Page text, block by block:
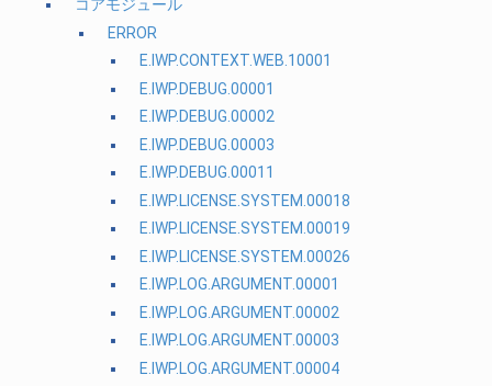
コアモジュール
ERROR
E.IWP.CONTEXT.WEB.10001
E.IWP.DEBUG.00001
E.IWP.DEBUG.00002
E.IWP.DEBUG.00003
E.IWP.DEBUG.00011
E.IWP.LICENSE.SYSTEM.00018
E.IWP.LICENSE.SYSTEM.00019
E.IWP.LICENSE.SYSTEM.00026
E.IWP.LOG.ARGUMENT.00001
E.IWP.LOG.ARGUMENT.00002
E.IWP.LOG.ARGUMENT.00003
E.IWP.LOG.ARGUMENT.00004